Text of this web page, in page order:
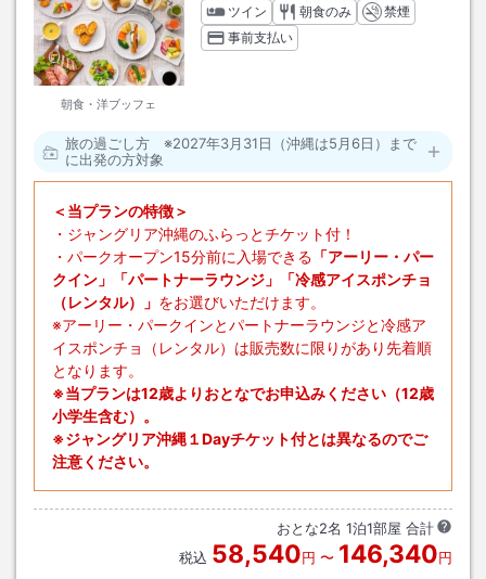
朝食・洋ブッフェ
ツイン
朝食のみ
禁煙
事前支払い
旅の過ごし方 ※2027年3月31日（沖縄は5月6日）まで
に出発の方対象
＜当プランの特徴＞
・ジャングリア沖縄のふらっとチケット付！
・パークオープン15分前に入場できる 「アーリー・パー
クイン」「パートナーラウンジ」「冷感アイスポンチョ
（レンタル）」 をお選びいただけます。
※アーリー・パークインとパートナーラウンジと冷感ア
イスポンチョ（レンタル）は販売数に限りがあり先着順
となります。
※当プランは12歳よりおとなでお申込みください（12歳
小学生含む）。
※ジャングリア沖縄１Dayチケット付とは異なるのでご
注意ください。
おとな2名 1泊1部屋 合計
税込 58,540円 〜 146,340円